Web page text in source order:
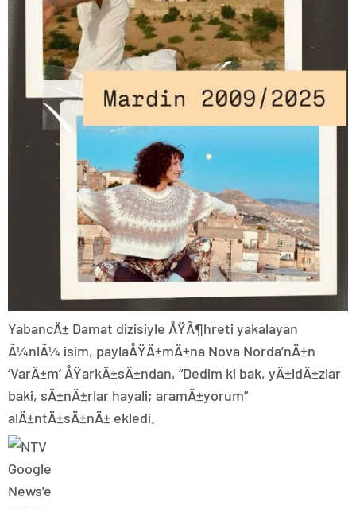
YabancÄ± Damat dizisiyle ÅŸÃ¶hreti yakalayan
Ã¼nlÃ¼ isim, paylaÅŸÄ±mÄ±na Nova Norda’nÄ±n
‘VarÄ±m’ ÅŸarkÄ±sÄ±ndan, “Dedim ki bak, yÄ±ldÄ±zlar
baki, sÄ±nÄ±rlar hayali; aramÄ±yorum”
alÄ±ntÄ±sÄ±nÄ± ekledi.